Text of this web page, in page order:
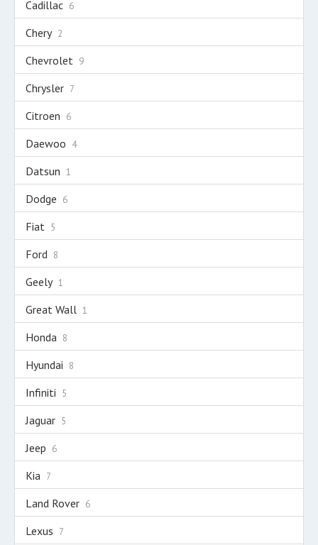
Cadillac 6
Chery 2
Chevrolet 9
Chrysler 7
Citroen 6
Daewoo 4
Datsun 1
Dodge 6
Fiat 5
Ford 8
Geely 1
Great Wall 1
Honda 8
Hyundai 8
Infiniti 5
Jaguar 5
Jeep 6
Kia 7
Land Rover 6
Lexus 7